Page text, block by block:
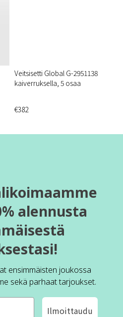
Veitsisetti Global G-2951138
kaiverruksella, 5 osaa
€382
alennusta
ensimmäisten joukossa
sekä parhaat tarjoukset.
Ilmoittaudu